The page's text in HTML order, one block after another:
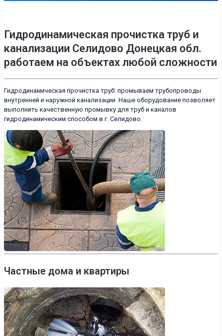
Гидродинамическая прочистка труб и
канализации Селидово Донецкая обл.
работаем на объектах любой сложности
Гидродинамическая прочистка труб: промываем трубопроводы
внутренней и наружной канализации. Наше оборудование позволяет
выполнить качественную промывку для труб и каналов
гидродинамическим способом в г. Селидово.
Частные дома и квартиры